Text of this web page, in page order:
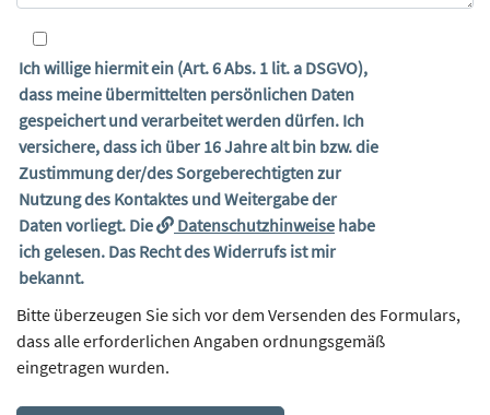
Ich willige hiermit ein (Art. 6 Abs. 1 lit. a DSGVO),
dass meine übermittelten persönlichen Daten
gespeichert und verarbeitet werden dürfen. Ich
versichere, dass ich über 16 Jahre alt bin bzw. die
Zustimmung der/des Sorgeberechtigten zur
Nutzung des Kontaktes und Weitergabe der
Daten vorliegt. Die
Datenschutzhinweise habe
ich gelesen. Das Recht des Widerrufs ist mir
bekannt.
Bitte überzeugen Sie sich vor dem Versenden des Formulars,
dass alle erforderlichen Angaben ordnungsgemäß
eingetragen wurden.